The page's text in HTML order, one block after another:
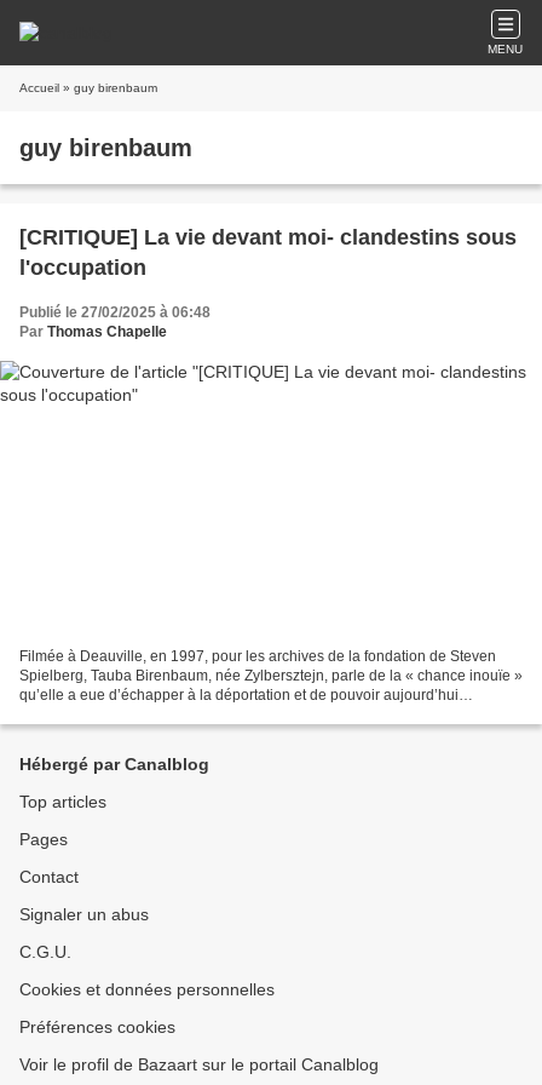
MENU
Accueil » guy birenbaum
guy birenbaum
[CRITIQUE] La vie devant moi- clandestins sous
l'occupation
Publié le 27/02/2025 à 06:48
Par Thomas Chapelle
Filmée à Deauville, en 1997, pour les archives de la fondation de Steven
Spielberg, Tauba Birenbaum, née Zylbersztejn, parle de la « chance inouïe »
qu’elle a eue d’échapper à la déportation et de pouvoir aujourd’hui
Hébergé par Canalblog
Top articles
Pages
Contact
Signaler un abus
C.G.U.
Cookies et données personnelles
Préférences cookies
Voir le profil de Bazaart sur le portail Canalblog